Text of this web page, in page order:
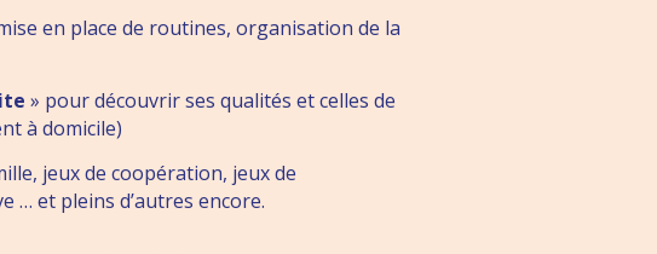
en place de routines, organisation de la
» pour découvrir ses qualités et celles de
à domicile)
jeux de coopération, jeux de
… et pleins d’autres encore.